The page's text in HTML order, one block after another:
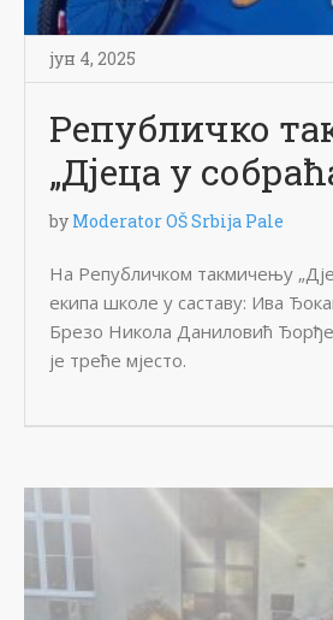
јун 4, 2025
Републичко
„Дјеца у
by Moderator OŠ Srbija Pale
На Републичком такмичењу
екипа школе у саставу: Ива
Брезо Никола Даниловић
је треће мјесто.